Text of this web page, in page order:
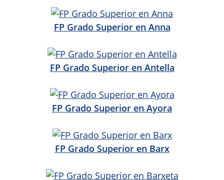
FP Grado Superior en Anna
FP Grado Superior en Antella
FP Grado Superior en Ayora
FP Grado Superior en Barx